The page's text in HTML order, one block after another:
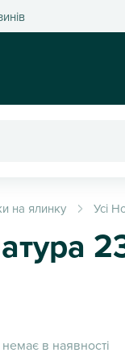
Мережа магазинів
на ялинку Усі
немає в наявності